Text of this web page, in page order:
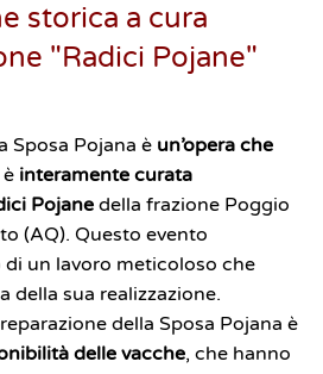
storica a cura
"Radici Pojane"
Sposa Pojana è un’opera che
è interamente curata
Pojanedella frazione Poggio
(AQ). Questo evento
un lavoro meticoloso che
della sua realizzazione.
della Sposa Pojana è
delle vacche, che hanno